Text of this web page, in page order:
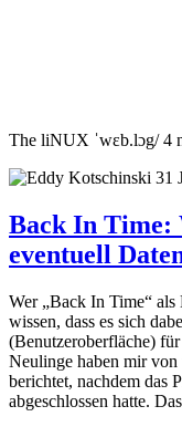
The liNUX ˈwɛb.lɔg/ 4
31
Back In
eventuell
Wer „Back In Time“ als
wissen, dass es sich
(Benutzeroberfläche)
Neulinge haben mir
berichtet, nachdem das
abgeschlossen hatte.